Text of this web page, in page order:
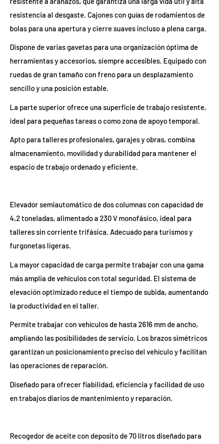
resistencia al desgaste. Cajones con guías de rodamientos de
bolas para una apertura y cierre suaves incluso a plena carga.
Dispone de varias gavetas para una organización óptima de
herramientas y accesorios, siempre accesibles. Equipado con
ruedas de gran tamaño con freno para un desplazamiento
sencillo y una posición estable.
La parte superior ofrece una superficie de trabajo resistente,
ideal para pequeñas tareas o como zona de apoyo temporal.
Apto para talleres profesionales, garajes y obras, combina
almacenamiento, movilidad y durabilidad para mantener el
espacio de trabajo ordenado y eficiente.
Elevador semiautomático de dos columnas con capacidad de
4,2 toneladas, alimentado a 230 V monofásico, ideal para
talleres sin corriente trifásica. Adecuado para turismos y
furgonetas ligeras.
La mayor capacidad de carga permite trabajar con una gama
más amplia de vehículos con total seguridad. El sistema de
elevación optimizado reduce el tiempo de subida, aumentando
la productividad en el taller.
Permite trabajar con vehículos de hasta 2616 mm de ancho,
ampliando las posibilidades de servicio. Los brazos simétricos
garantizan un posicionamiento preciso del vehículo y facilitan
las operaciones de reparación.
Diseñado para ofrecer fiabilidad, eficiencia y facilidad de uso
en trabajos diarios de mantenimiento y reparación.
Recogedor de aceite con deposito de 70 litros diseñado para